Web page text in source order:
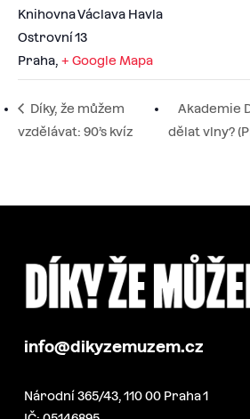
Knihovna Václava Havla
Ostrovní 13
Praha, + Google Mapa
Díky, že můžem
vzdělávat: 90’s kvíz
Akademie
dělat vlny?
info@dikyzemuzem.cz
Národní 365/43, 110 00 Praha 1